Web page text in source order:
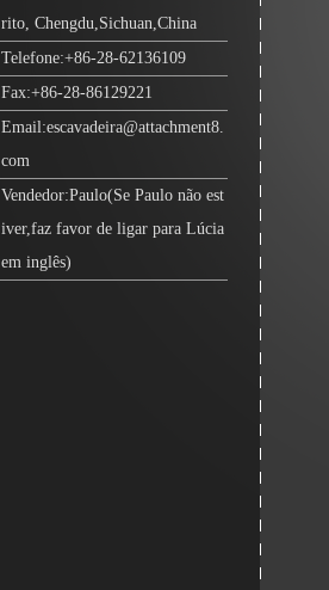
rito, Chengdu,Sichuan,China
Telefone:+86-28-62136109
Fax:+86-28-86129221
Email:escavadeira@attachment8.
com
Vendedor:Paulo(Se Paulo não est
iver,faz favor de ligar para Lúcia
em inglês)